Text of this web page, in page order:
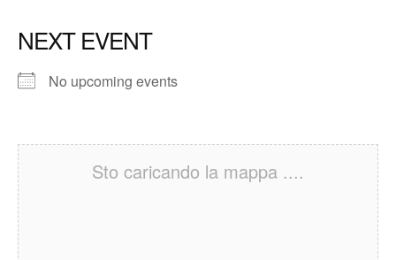
NEXT EVENT
No upcoming events
Sto caricando la mappa ....